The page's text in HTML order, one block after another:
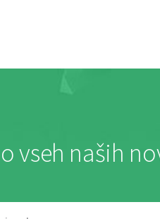
o vseh naših